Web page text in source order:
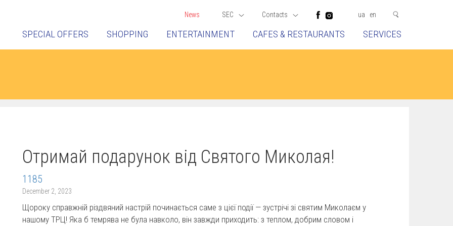
News SEC Contacts ua en
SPECIAL OFFERS SHOPPING ENTERTAINMENT CAFES & RESTAURANTS SERVICES
Отримай подарунок від Святого Миколая!
1185
December 2, 2023
Щороку справжній різдвяний настрій починається саме з цієї події — зустрічі зі святим Миколаєм у
нашому ТРЦ! Яка б темрява не була навколо, він завжди приходить: з теплом, добрим словом і